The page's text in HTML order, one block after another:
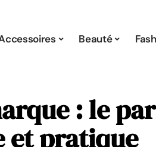
Beauté
: le
et pratique